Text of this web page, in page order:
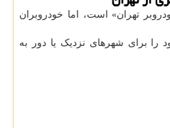
تهران» است، اما خودروبران
را برای شهرهای نزدیک یا دور به